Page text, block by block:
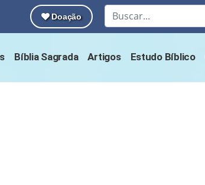
Doação
Bíblia Sagrada Artigos Estudo Bíblico